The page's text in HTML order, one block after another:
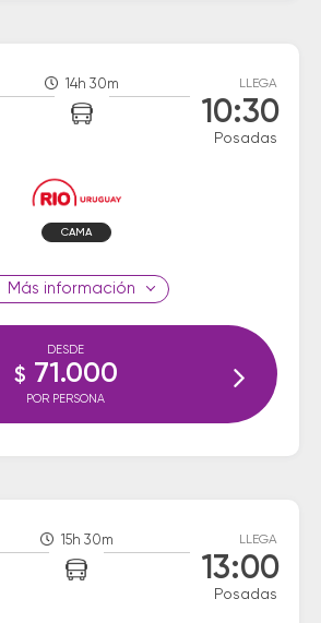
14h 30m LLEGA
10:30
Posadas
CAMA
información
DESDE
$ 71.000
POR PERSONA
15h 30m LLEGA
13:00
Posadas